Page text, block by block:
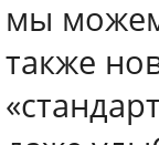
мы можем
также